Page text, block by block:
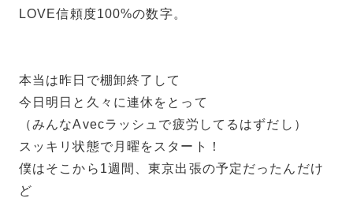
LOVE信頼度100%の数字。
本当は昨日で棚卸終了して
今日明日と久々に連休をとって
（みんなAvecラッシュで疲労してるはずだし）
スッキリ状態で月曜をスタート！
僕はそこから1週間、東京出張の予定だったんだけ
ど